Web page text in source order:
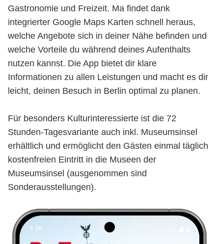
Gastronomie und Freizeit. Ma findet dank
integrierter Google Maps Karten schnell heraus,
welche Angebote sich in deiner Nähe befinden und
welche Vorteile du während deines Aufenthalts
nutzen kannst. Die App bietet dir klare
Informationen zu allen Leistungen und macht es dir
leicht, deinen Besuch in Berlin optimal zu planen.
Für besonders Kulturinteressierte ist die 72
Stunden-Tagesvariante auch inkl. Museumsinsel
erhältlich und ermöglicht den Gästen einmal täglich
kostenfreien Eintritt in die Museen der
Museumsinsel (ausgenommen sind
Sonderausstellungen).